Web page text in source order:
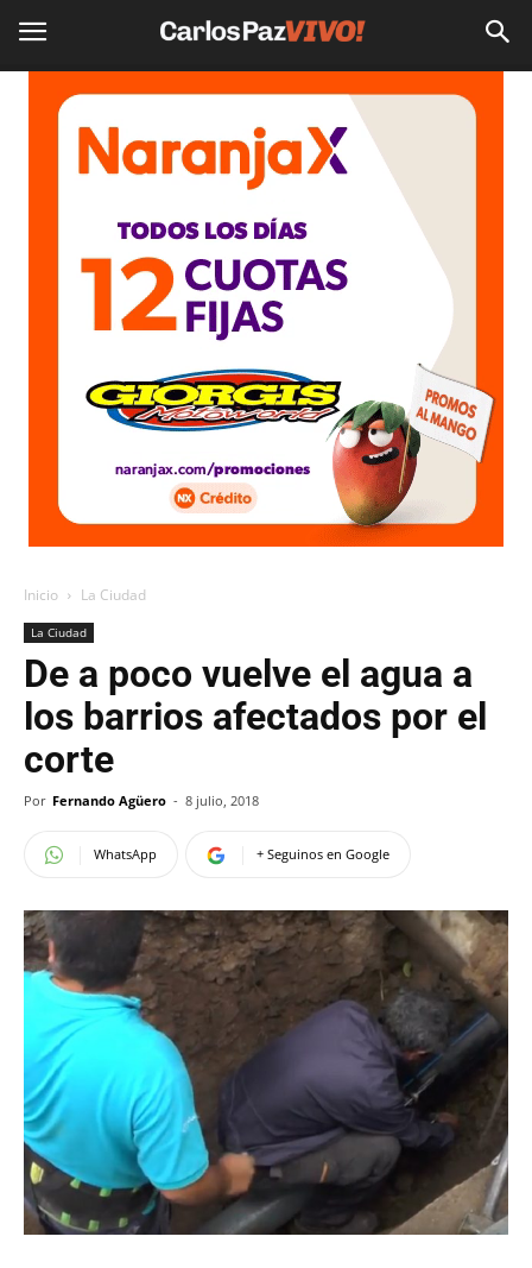
Inicio La Ciudad
La Ciudad
De a poco vuelve el agua a
los barrios afectados por el
corte
Por Fernando Agüero - 8 julio, 2018
WhatsApp + Seguinos en Google